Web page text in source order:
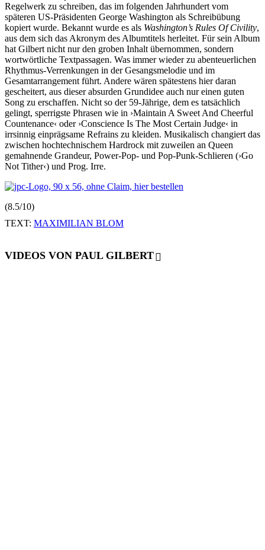
Regelwerk zu schreiben, das im folgenden Jahrhundert vom
späteren US-Präsidenten George Washington als Schreibübung
kopiert wurde. Bekannt wurde es als Washington’s Rules Of Civility,
aus dem sich das Akronym des Albumtitels herleitet. Für sein Album
hat Gilbert nicht nur den groben Inhalt übernommen, sondern
wortwörtliche Textpassagen. Was immer wieder zu abenteuerlichen
Rhythmus-Verrenkungen in der Gesangsmelodie und im
Gesamtarrangement führt. Andere wären spätestens hier daran
gescheitert, aus dieser absurden Grundidee auch nur einen guten
Song zu erschaffen. Nicht so der 59-Jährige, dem es tatsächlich
gelingt, sperrigste Phrasen wie in ›Maintain A Sweet And Cheerful
Countenance‹ oder ›Conscience Is The Most Certain Judge‹ in
irrsinnig einprägsame Refrains zu kleiden. Musikalisch changiert das
zwischen hochtechnischem Hardrock mit zuweilen an Queen
gemahnende Grandeur, Power-Pop- und Pop-Punk-Schlieren (›Go
Not Tither‹) und Prog. Irre.
(8.5/10)
TEXT: MAXIMILIAN BLOM
VIDEOS VON PAUL GILBERT